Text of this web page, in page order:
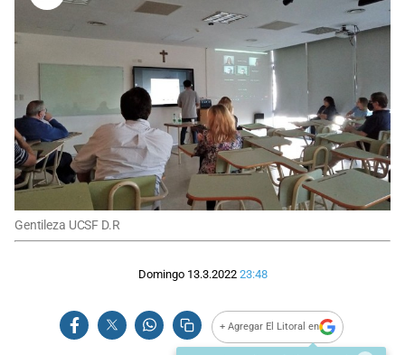
Gentileza UCSF D.R
Domingo 13.3.2022 23:48
+ Agregar El Litoral en